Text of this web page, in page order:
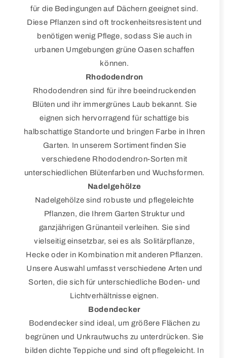
für die Bedingungen auf Dächern geeignet sind.
Diese Pflanzen sind oft trockenheitsresistent und
benötigen wenig Pflege, sodass Sie auch in
urbanen Umgebungen grüne Oasen schaffen
können.
Rhododendron
Rhododendren sind für ihre beeindruckenden
Blüten und ihr immergrünes Laub bekannt. Sie
eignen sich hervorragend für schattige bis
halbschattige Standorte und bringen Farbe in Ihren
Garten. In unserem Sortiment finden Sie
verschiedene Rhododendron-Sorten mit
unterschiedlichen Blütenfarben und Wuchsformen.
Nadelgehölze
Nadelgehölze sind robuste und pflegeleichte
Pflanzen, die Ihrem Garten Struktur und
ganzjährigen Grünanteil verleihen. Sie sind
vielseitig einsetzbar, sei es als Solitärpflanze,
Hecke oder in Kombination mit anderen Pflanzen.
Unsere Auswahl umfasst verschiedene Arten und
Sorten, die sich für unterschiedliche Boden- und
Lichtverhältnisse eignen.
Bodendecker
Bodendecker sind ideal, um größere Flächen zu
begrünen und Unkrautwuchs zu unterdrücken. Sie
bilden dichte Teppiche und sind oft pflegeleicht. In